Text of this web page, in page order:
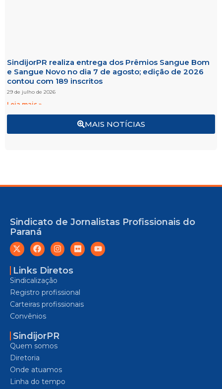
MAIS NOTÍCIAS
SindijorPR realiza entrega dos Prêmios Sangue Bom
e Sangue Novo no dia 7 de agosto; edição de 2026
contou com 189 inscritos
29 de julho de 2026
Leia mais »
Sindicato de Jornalistas Profissionais do
Paraná
Links Diretos
Sindicalização
Registro profissional
Carteiras profissionais
Convênios
SindijorPR
Quem somos
Diretoria
Onde atuamos
Linha do tempo